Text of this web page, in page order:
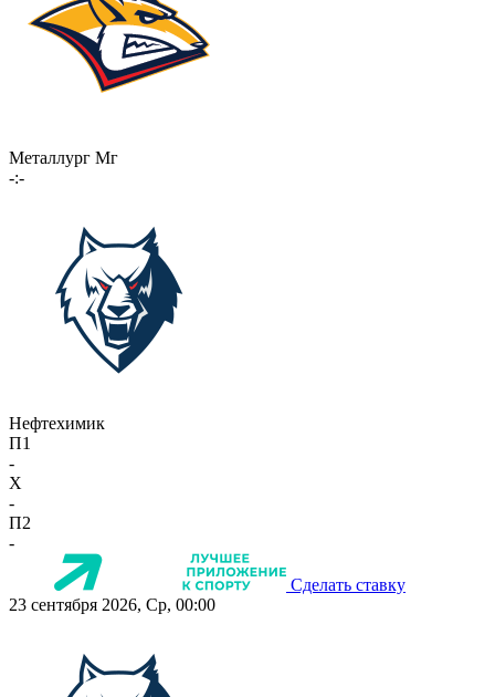
Металлург Мг
-:-
Нефтехимик
П1
-
X
-
П2
-
Сделать ставку
23 сентября 2026, Ср, 00:00